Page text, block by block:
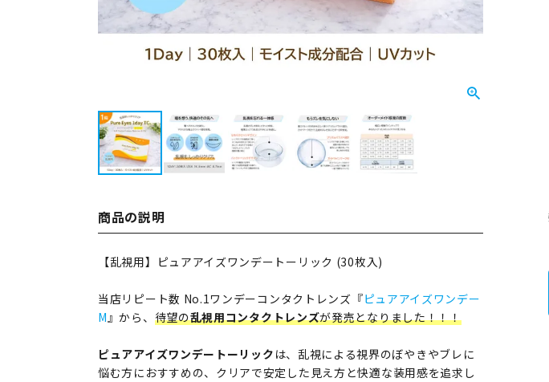
商品の説明
【乱視用】ピュアアイズワンデートーリック (30枚入)
当店リピート数 No.1ワンデーコンタクトレンズ『ピュアアイズワンデー
M』から、 待望の乱視用コンタクトレンズが発売となりました！！！
ピュアアイズワンデートーリック は、乱視による視界のぼやきやブレに
悩む方におすすめの、クリアで安定した見え方と快適な装用感を追求し